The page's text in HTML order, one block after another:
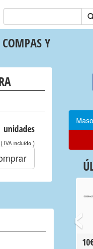
Y
unidades
( IVA incluído)
‹